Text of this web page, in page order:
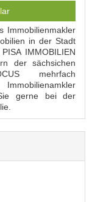
Immobilienmakler
in der Stadt
IMMOBILIEN
der sächsichen
mehrfach
gerne bei der